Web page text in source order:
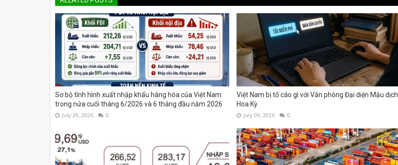
Sơ bộ tình hình xuất nhập khẩu hàng hóa của Việt Nam
trong nửa cuối tháng 6/2026 và 6 tháng đầu năm 2026
July 29, 2026 0
Việt Nam bị tố cáo gì với Văn phòng Đại diện Mậu dịch
Hoa Kỳ
July 09, 2026 0